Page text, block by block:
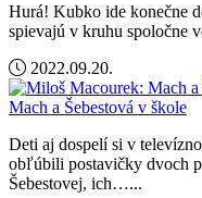
Hurá! Kubko ide konečne
spievajú v kruhu spoločne
2022.09.20.
Mach a Šebestová v škole
Deti aj dospelí si v
obľúbili postavičky dvoch
Šebestovej, ich…...